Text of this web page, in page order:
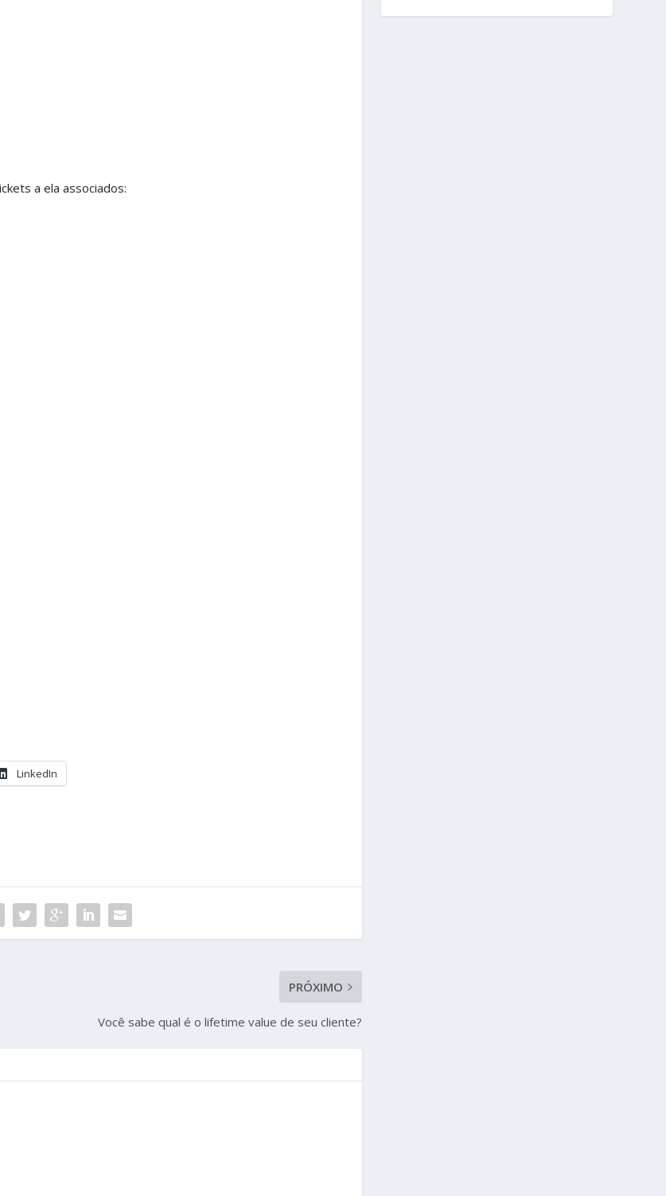
a ela associados:
LinkedIn
PRÓXIMO
Você sabe qual é o lifetime value de seu cliente?